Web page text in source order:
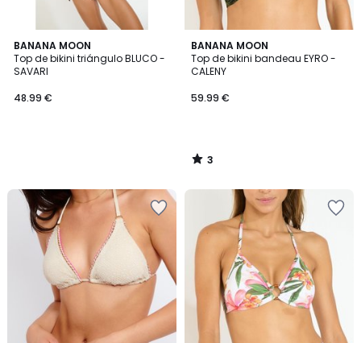
BANANA MOON
Top de bikini triángulo BLUCO -
SAVARI
48.99 €
BANANA MOON
Top de bikini bandeau EYRO -
CALENY
59.99 €
3
/
5
3
/